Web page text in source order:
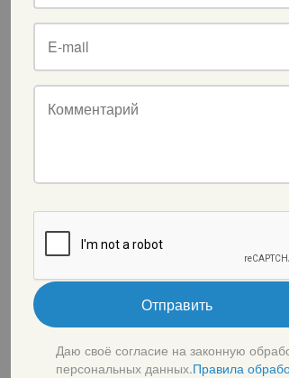
E-mail
Комментарий
Отправить
Даю своё согласие на законную
персональных данных.Правила